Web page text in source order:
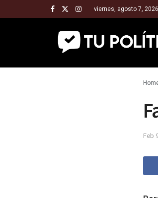
viernes, agosto 7, 2026
Feb